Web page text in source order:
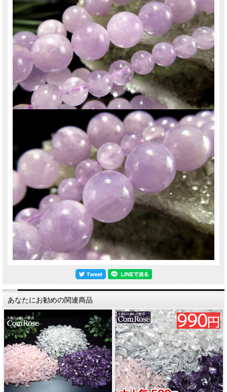
とがあります。
※連商品は一連に付き、最大で3珠ほど仕様の異なる珠が混ざっていることがあ
ります。ビーズ石の製造上の仕様ですのでご了承下さい。
※サイズは目安です。細かな誤差が出る場合があります。
※レビューは前回入荷分も含まれます。
関連キーワード
天然石 パワーストーン 海外直輸入 バイヤー厳選 プレゼント ギフト メンズ レデ
ィース 卸し 卸価格 実店舗 ハンドメイド サイズ直し コムローズ comrose
サイズ違い
4ミリ 6ミリ
8ミリ 10ミリ
あなたにお勧めの関連商品